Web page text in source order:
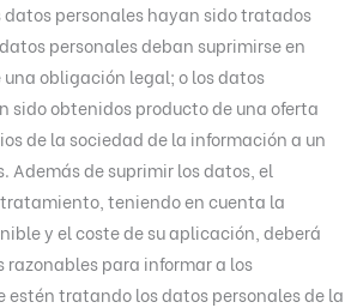
datos personales hayan sido tratados
personales deban suprimirse en
obligación legal; o los datos
sido obtenidos producto de una oferta
de la sociedad de la información a un
Además de suprimir los datos, el
teniendo en cuenta la
y el coste de su aplicación, deberá
para informar a los
estén tratando los datos personales de la